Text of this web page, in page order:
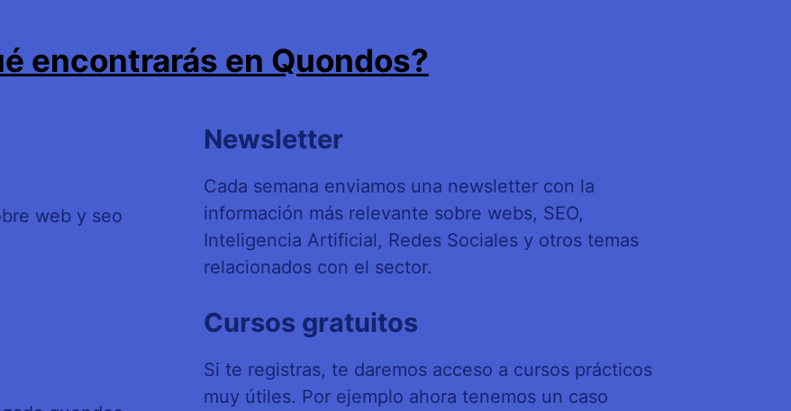
encontrarás en Quondos?
Newsletter
Cada semana enviamos una newsletter con la
información más relevante sobre webs, SEO,
Inteligencia Artificial, Redes Sociales y otros temas
relacionados con el sector.
Cursos gratuitos
Si te registras, te daremos acceso a cursos prácticos
muy útiles. Por ejemplo ahora tenemos un caso